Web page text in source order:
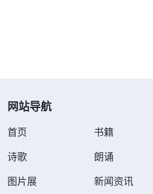
网站导航
首页 书籍
诗歌
朗诵
图片展
新闻资讯